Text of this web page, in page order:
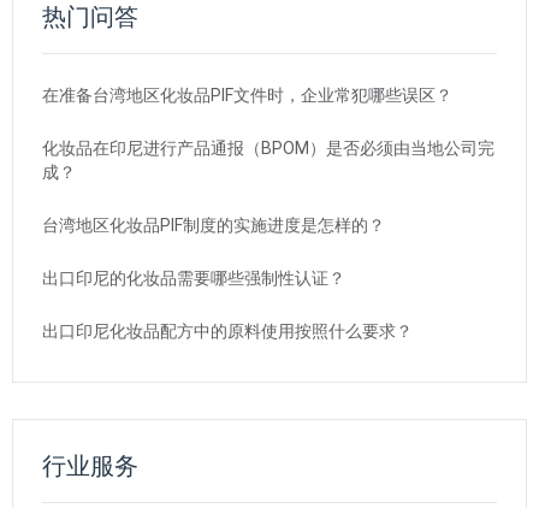
热门问答
在准备台湾地区化妆品PIF文件时，企业常犯哪些误区？
化妆品在印尼进行产品通报（BPOM）是否必须由当地公司完
成？
台湾地区化妆品PIF制度的实施进度是怎样的？
出口印尼的化妆品需要哪些强制性认证？
出口印尼化妆品配方中的原料使用按照什么要求？
行业服务